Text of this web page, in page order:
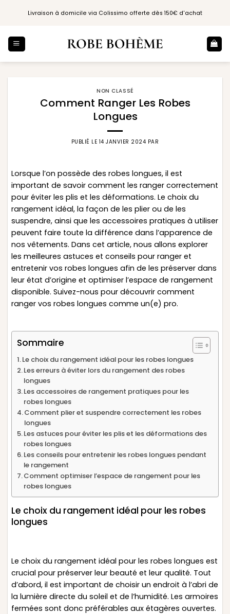
Livraison à domicile via Colissimo offerte dès 150€ d'achat
NON CLASSÉ
Comment Ranger Les Robes
Longues
PUBLIÉ LE 14 JANVIER 2024 PAR
Lorsque l’on possède des robes longues, il est
important de savoir comment les ranger correctement
pour éviter les plis et les déformations. Le choix du
rangement idéal, la façon de les plier ou de les
suspendre, ainsi que les accessoires pratiques à utiliser
peuvent faire toute la différence dans l’apparence de
nos vêtements. Dans cet article, nous allons explorer
les meilleures astuces et conseils pour ranger et
entretenir vos robes longues afin de les préserver dans
leur état d’origine et optimiser l’espace de rangement
disponible. Suivez-nous pour découvrir comment
ranger vos robes longues comme un(e) pro.
Sommaire
Le choix du rangement idéal pour les robes longues
Les erreurs à éviter lors du rangement des robes
longues
Les accessoires de rangement pratiques pour les
robes longues
Comment plier et suspendre correctement les robes
longues
Les astuces pour éviter les plis et les déformations des
robes longues
Les conseils pour entretenir les robes longues pendant
le rangement
Comment optimiser l’espace de rangement pour les
robes longues
Le choix du rangement idéal pour les robes
longues
Le choix du rangement idéal pour les robes longues est
crucial pour préserver leur beauté et leur qualité. Tout
d’abord, il est important de choisir un endroit à l’abri de
la lumière directe du soleil et de l’humidité. Les armoires
fermées sont donc préférables aux étagères ouvertes.